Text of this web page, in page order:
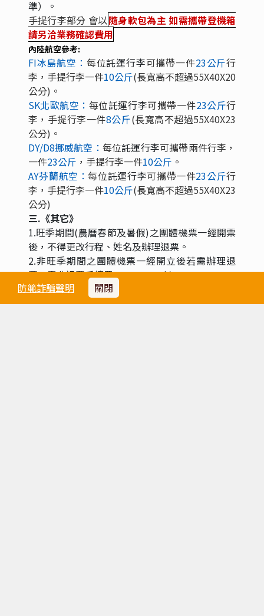
防範詐騙聲明 關閉
準）。
手提行李部分 會以隨身軟包為主 如需攜帶登機箱
請另洽業務確認費用
內陸航空參考:
FI冰島航空： 每位託運行李可攜帶一件23公斤行
李，手提行李一件10公斤(長寬高不超過55X40X20
公分)。
SK北歐航空： 每位託運行李可攜帶一件23公斤行
李，手提行李一件8公斤(長寬高不超過55X40X23
公分)。
DY/D8挪威航空： 每位託運行李可攜帶兩件行李，
一件23公斤 ，手提行李一件10公斤 。
AY芬蘭航空：每位託運行李可攜帶一件23公斤行
李，手提行李一件10公斤(長寬高不超過55X40X23
公分)
三.《其它》
1.旺季期間(農曆春節及暑假)之團體機票一經開票
後，不得更改行程、姓名及辦理退票。
2.非旺季期間之團體機票一經開立後若需辦理退
票，需收退票手續費 NTD 8,800/人。
3. 團體座位由航空公司安排，不適用於出發前預
先選位，也無法確認座位相關需求（如靠窗、靠走